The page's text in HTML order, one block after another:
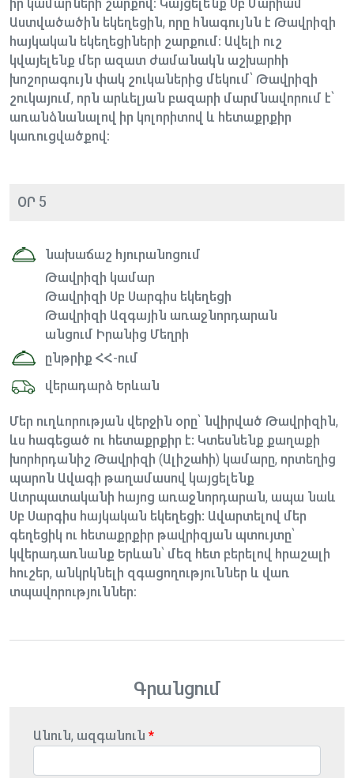
իր կամարների շարքով։ Կայցելենք Սբ Մարիամ
Աստվածածին եկեղեցին, որը հնագույնն է Թավրիզի
հայկական եկեղեցիների շարքում։ Ավելի ուշ
կվայելենք մեր ազատ ժամանակն աշխարհի
խոշորագույն փակ շուկաներից մեկում՝ Թավրիզի
շուկայում, որն արևելյան բազարի մարմնավորում է՝
առանձնանալով իր կոլորիտով և հետաքրքիր
կառուցվածքով։
ՕՐ 5
նախաճաշ հյուրանոցում
Թավրիզի կամար
Թավրիզի Սբ Սարգիս եկեղեցի
Թավրիզի Ազգային առաջնորդարան
անցում Իրանից Մեղրի
ընթրիք ՀՀ-ում
վերադարձ Երևան
Մեր ուղևորության վերջին օրը՝ նվիրված Թավրիզին,
ևս հագեցած ու հետաքրքիր է: Կտեսնենք քաղաքի
խորհրդանիշ Թավրիզի (Ալիշահի) կամարը, որտեղից
պարոն Ավագի թաղամասով կայցելենք
Ատրպատականի հայոց առաջնորդարան, ապա նաև
Սբ Սարգիս հայկական եկեղեցի: Ավարտելով մեր
գեղեցիկ ու հետաքրքիր թավրիզյան պտույտը՝
կվերադառնանք Երևան՝ մեզ հետ բերելով հրաշալի
հուշեր, անկրկնելի զգացողություններ և վառ
տպավորություններ։
Գրանցում
Անուն, ազգանուն